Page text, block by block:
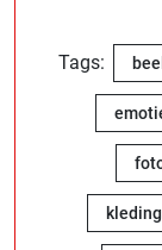
Tags: